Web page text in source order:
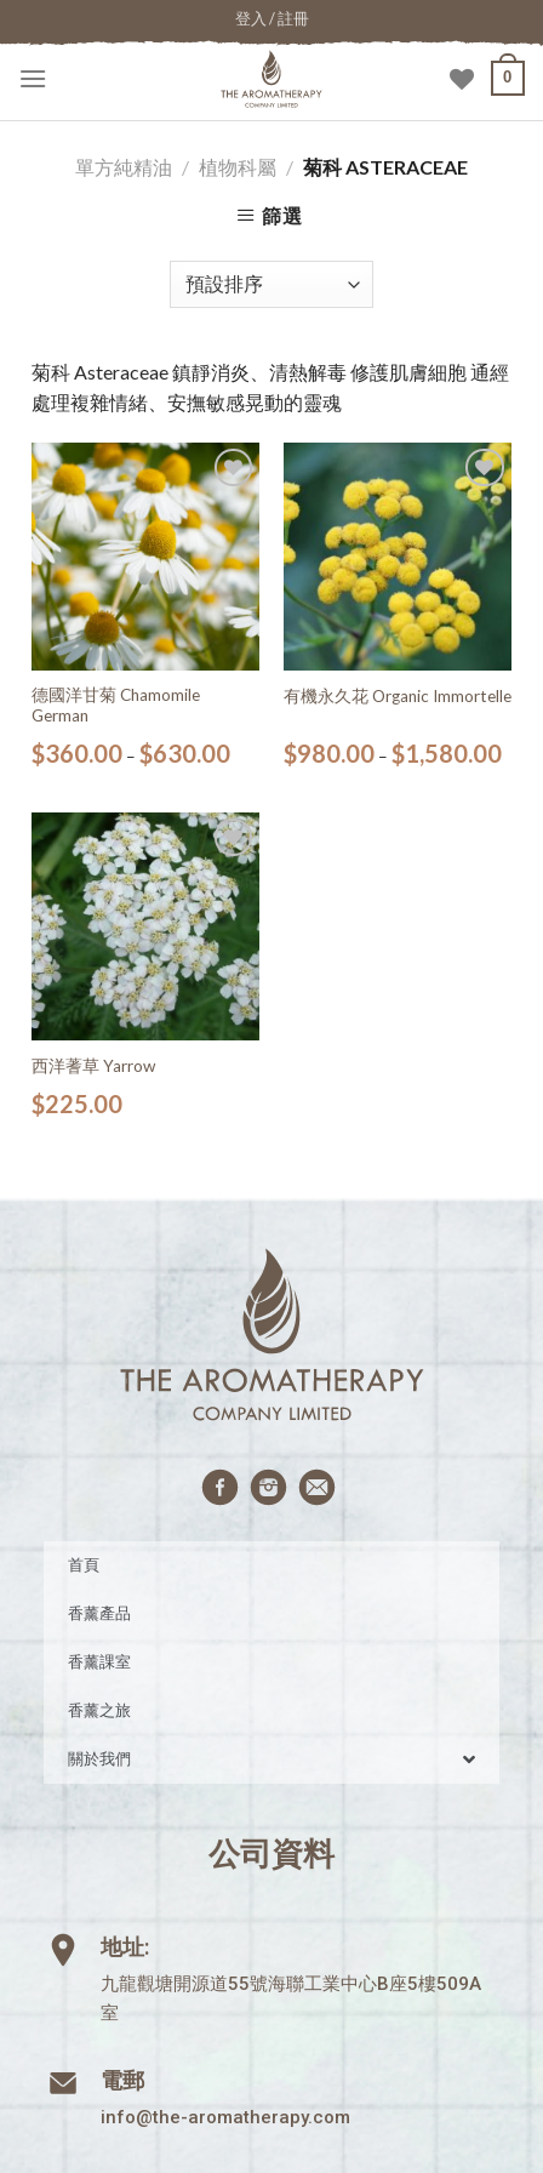
登入 / 註冊
0
單方純精油 / 植物科屬 / 菊科 ASTERACEAE
篩選
菊科 Asteraceae 鎮靜消炎、清熱解毒 修護肌膚細胞 通經
處理複雜情緒、安撫敏感晃動的靈魂
加入
願望
清單
德國洋甘菊 Chamomile
German
$360.00 – $630.00
加入
願望
清單
有機永久花 Organic Immortelle
$980.00– $1,580.00
加入
願望
清單
西洋蓍草 Yarrow
$225.00
首頁
香薰產品
香薰課室
香薰之旅
關於我們
公司資料
地址:
九龍觀塘開源道55號海聯工業中心B座5樓509A
室
電郵
info@the-aromatherapy.com